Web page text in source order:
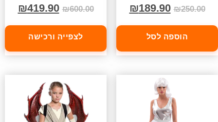
₪250.00
₪189.90
הוספה לסל
₪600.00
₪419.90
לצפייה ורכישה